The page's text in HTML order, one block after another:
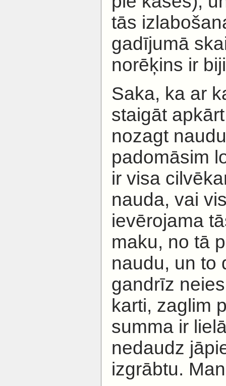
tās
gadījumā
norēķins ir
Saka, ka ar
staigāt
nozagt
padomāsim
ir visa
nauda, vai
ievērojama
maku, no tā
naudu, un to
gandrīz
karti, zaglim
summa ir
nedaudz
izgrābtu.